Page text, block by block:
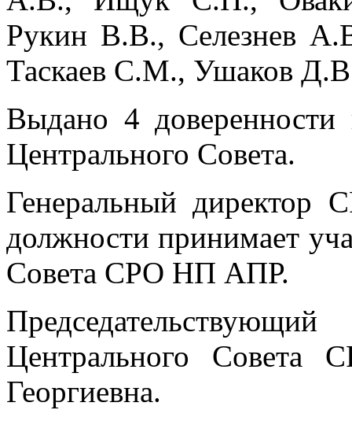
Рукин В.В., Селезнев
Таскаев С.М., Ушаков
Выдано 4 доверенности
Центрального Совета.
Генеральный
должности принимает
Совета СРО НП АПР.
Центрального
Георгиевна.